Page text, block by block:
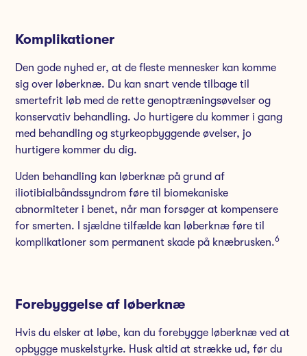
Komplikationer
Den gode nyhed er, at de fleste mennesker kan komme
sig over løberknæ. Du kan snart vende tilbage til
smertefrit løb med de rette genoptræningsøvelser og
konservativ behandling. Jo hurtigere du kommer i gang
med behandling og styrkeopbyggende øvelser, jo
hurtigere kommer du dig.
Uden behandling kan løberknæ på grund af
iliotibialbåndssyndrom føre til biomekaniske
abnormiteter i benet, når man forsøger at kompensere
for smerten. I sjældne tilfælde kan løberknæ føre til
komplikationer som permanent skade på knæbrusken.6
Forebyggelse af løberknæ
Hvis du elsker at løbe, kan du forebygge løberknæ ved at
opbygge muskelstyrke. Husk altid at strække ud, før du